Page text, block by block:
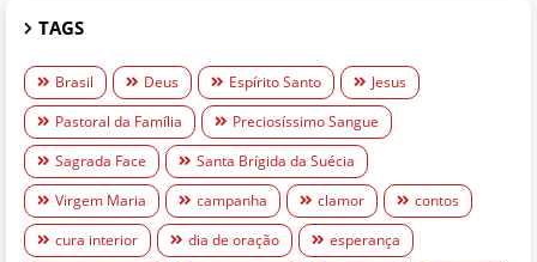
TAGS
Brasil Deus Espírito Santo
Jesus
Pastoral da Família
Preciosíssimo Sangue
Sagrada Face
Santa Brígida da Suécia
Virgem Maria
campanha clamor
contos
cura interior
dia de oração
esperança